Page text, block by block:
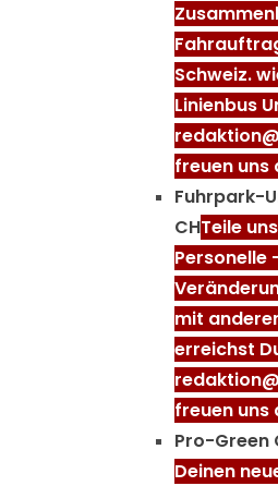
Schweiz.
Linienbus
freuen uns
Fuhrpark-
CHTeile
Personelle
mit
erreichst
freuen uns
Pro-Green
Deinen